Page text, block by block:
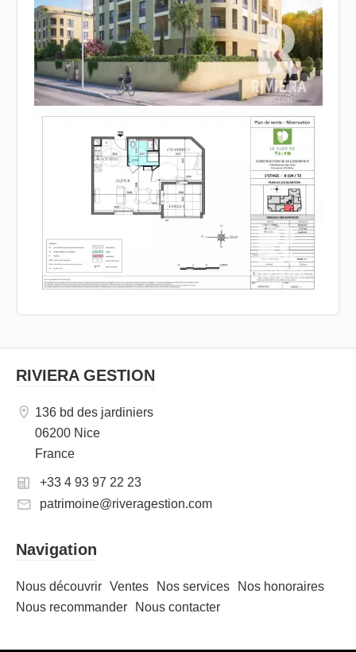
RIVIERA GESTION
136 bd des jardiniers
06200 Nice
France
+33 4 93 97 22 23
patrimoine@riveragestion.com
Navigation
Nous découvrir Ventes Nos services
Nos honoraires
Nous recommander
Nous contacter